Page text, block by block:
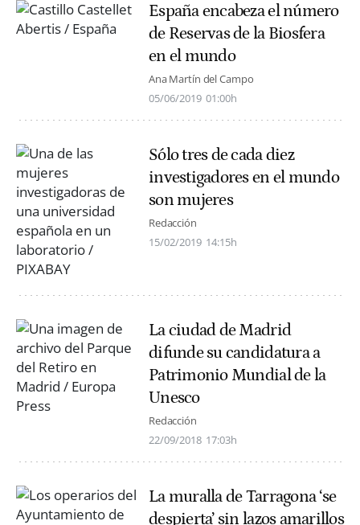
España encabeza el número
de Reservas de la Biosfera
en el mundo
Ana Martín del Campo
05/06/2019 01:00h
Sólo tres de cada diez
investigadores en el mundo
son mujeres
Redacción
15/02/2019 14:15h
La ciudad de Madrid
difunde su candidatura a
Patrimonio Mundial de la
Unesco
Redacción
22/09/2018 17:03h
La muralla de Tarragona ‘se
despierta’ sin lazos amarillos